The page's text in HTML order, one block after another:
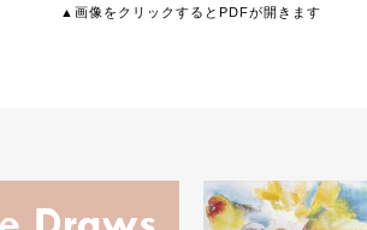
▲画像をクリックするとPDFが開きます